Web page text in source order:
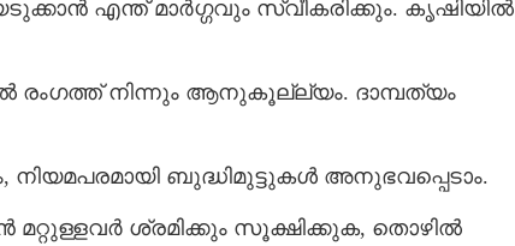
എന്ത് മാര്‍ഗ്ഗവും സ്വീകരിക്കും. കൃഷിയില്‍
രംഗത്ത് നിന്നും ആനുകൂല്ല്യം. ദാമ്പത്യം
ബുദ്ധിമുട്ടുകള്‍ അനുഭവപ്പെടാം.
മറ്റുള്ളവര്‍ ശ്രമിക്കും സൂക്ഷിക്കുക, തൊഴില്‍